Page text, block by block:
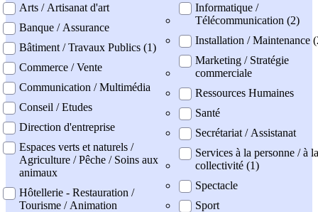
Arts / Artisanat d'art
Banque / Assurance
Bâtiment / Travaux Publics (1)
Commerce / Vente
Communication / Multimédia
Conseil / Etudes
Direction d'entreprise
Espaces verts et naturels /
Agriculture / Pêche / Soins aux
animaux
Hôtellerie - Restauration /
Tourisme / Animation
Informatique /
Télécommunication (2)
Installation / Maintenance
Marketing / Stratégie
commerciale
Ressources Humaines
Santé
Secrétariat / Assistanat
Services à la personne / à la
collectivité (1)
Spectacle
Sport